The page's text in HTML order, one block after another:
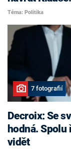
Téma: Politika
7 fotografií
Decroix: Se
hodná.
vidět